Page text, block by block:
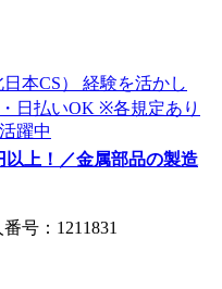
以上！／金属部品の製造
号：1211831